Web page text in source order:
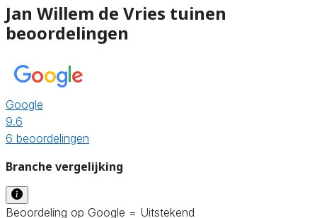
Jan Willem de Vries tuinen
beoordelingen
Google
9.6
6 beoordelingen
Branche vergelijking
Beoordeling op Google = Uitstekend